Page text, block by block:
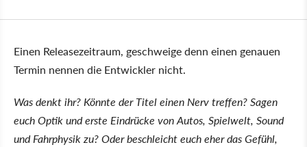
Einen Releasezeitraum, geschweige denn einen genauen
Termin nennen die Entwickler nicht.
Was denkt ihr? Könnte der Titel einen Nerv treffen? Sagen
euch Optik und erste Eindrücke von Autos, Spielwelt, Sound
und Fahrphysik zu? Oder beschleicht euch eher das Gefühl,